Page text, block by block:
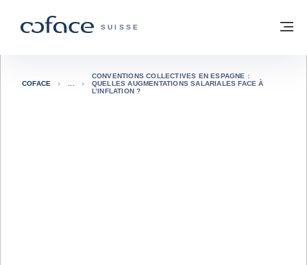
COFACE, FOR TRADE - PAGE
SUISSE
Retour à la page d'accueil
COFACE
CONVENTIONS COLLECTIVES EN ESPAGNE :
QUELLES AUGMENTATIONS SALARIALES FACE À
L’INFLATION ?